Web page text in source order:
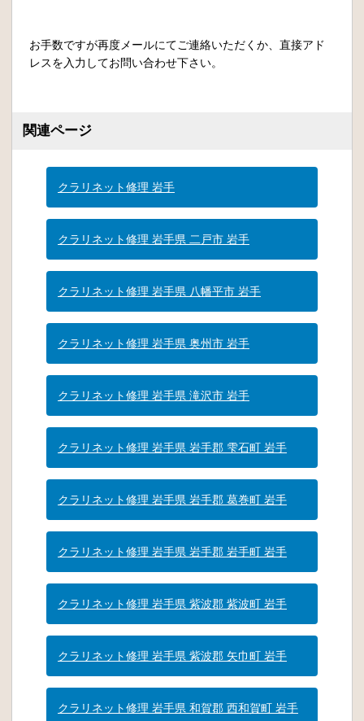
お手数ですが再度メールにてご連絡いただくか、直接アド
レスを入力してお問い合わせ下さい。
関連ページ
クラリネット修理 岩手
クラリネット修理 岩手県 二戸市 岩手
クラリネット修理 岩手県 八幡平市 岩手
クラリネット修理 岩手県 奥州市 岩手
クラリネット修理 岩手県 滝沢市 岩手
クラリネット修理 岩手県 岩手郡 雫石町 岩手
クラリネット修理 岩手県 岩手郡 葛巻町 岩手
クラリネット修理 岩手県 岩手郡 岩手町 岩手
クラリネット修理 岩手県 紫波郡 紫波町 岩手
クラリネット修理 岩手県 紫波郡 矢巾町 岩手
クラリネット修理 岩手県 和賀郡 西和賀町 岩手